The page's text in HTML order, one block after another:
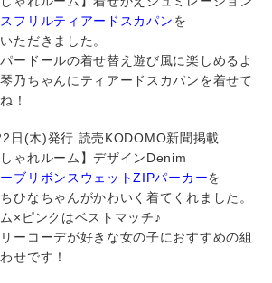
フリルティアードスカパンを
ただきました。
ードールの着せ替え遊び風に楽しめるよ
乃ちゃんにティアードスカパンを着せて
！
日(木)発行 読売KODOMO新聞掲載
しゃれルーム】デザインDenim
ブリボンスウェットZIPパーカーを
ひなちゃんがかわいく着てくれました。
×ピンクはベストマッチ♪
ーコーデが好きな女の子におすすめの組
せです！